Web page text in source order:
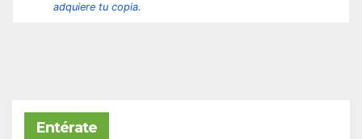
adquiere tu copia.
Entérate